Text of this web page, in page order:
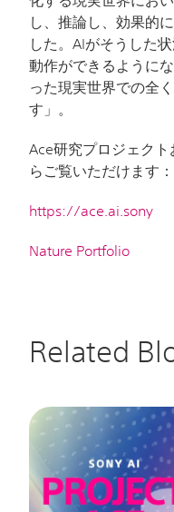
し、推論し、効果的
した。 AIがそうした
動作ができるように
った現実世界での全
す」。
Ace研究プロジェク
らご覧いただけます：
https://ace.ai.sony
Nature Portfolio
Related